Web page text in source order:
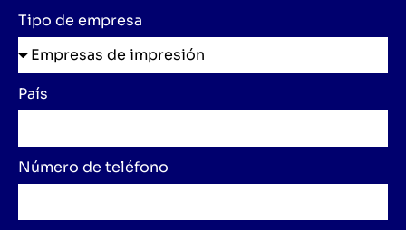
Tipo de empresa
País
Número de teléfono